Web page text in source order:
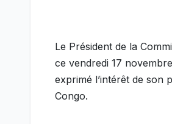
Le Président de la
ce vendredi 17
exprimé l’intérêt de son
Congo.